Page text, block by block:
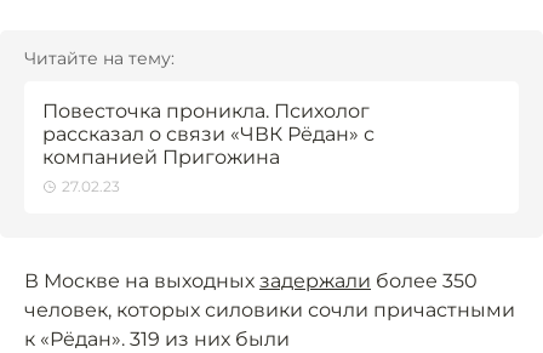
Читайте на тему:
Повесточка проникла. Психолог
рассказал о связи «ЧВК Рёдан» с
компанией Пригожина
27.02.23
В Москве на выходных задержали более 350
человек, которых силовики сочли причастными
к «Рёдан». 319 из них были